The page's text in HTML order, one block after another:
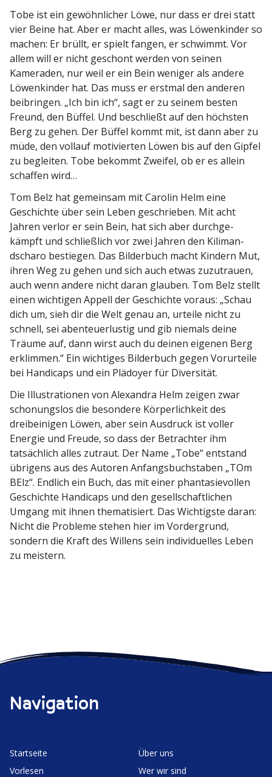
Tobe ist ein gewöhn­licher Löwe, nur dass er drei statt
vier Beine hat. Aber er macht alles, was Löwen­kinder so
machen: Er brüllt, er spielt fangen, er schwimmt. Vor
allem will er nicht geschont werden von seinen
Kameraden, nur weil er ein Bein weniger als andere
Löwen­kinder hat. Das muss er erstmal den anderen
beibringen. „Ich bin ich“, sagt er zu seinem besten
Freund, den Büffel. Und beschließt auf den höchsten
Berg zu gehen. Der Büffel kommt mit, ist dann aber zu
müde, den vollauf motivierten Löwen bis auf den Gipfel
zu begleiten. Tobe bekommt Zweifel, ob er es allein
schaffen wird…
Tom Belz hat gemeinsam mit Carolin Helm eine
Geschichte über sein Leben geschrieben. Mit acht
Jahren verlor er sein Bein, hat sich aber durch­ge­
kämpft und schließlich vor zwei Jahren den Kiliman­
dscharo bestiegen. Das Bilderbuch macht Kindern Mut,
ihren Weg zu gehen und sich auch etwas zuzutrauen,
auch wenn andere nicht daran glauben. Tom Belz stellt
einen wichtigen Appell der Geschichte voraus: „Schau
dich um, sieh dir die Welt genau an, urteile nicht zu
schnell, sei abenteu­er­lustig und gib niemals deine
Träume auf, dann wirst auch du deinen eigenen Berg
erklimmen.“ Ein wichtiges Bilderbuch gegen Vorur­teile
bei Handicaps und ein Plädoyer für Diversität.
Die Illus­tra­tionen von Alexandra Helm zeigen zwar
schonungslos die besondere Körper­lichkeit des
dreibei­nigen Löwen, aber sein Ausdruck ist voller
Energie und Freude, so dass der Betrachter ihm
tatsächlich alles zutraut. Der Name „Tobe“ entstand
übrigens aus des Autoren Anfangs­buch­staben „TOm
BElz“. Endlich ein Buch, das mit einer phanta­sie­vollen
Geschichte Handicaps und den gesell­schaft­lichen
Umgang mit ihnen thema­ti­siert. Das Wichtigste daran:
Nicht die Probleme stehen hier im Vorder­grund,
sondern die Kraft des Willens sein indivi­du­elles Leben
zu meistern.
Navigation
Start­seite
Vorlesen
Über uns
Wer wir sind